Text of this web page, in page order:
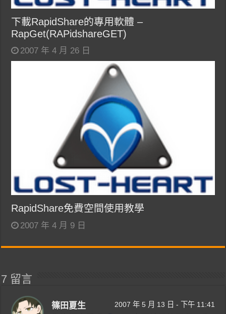
下載RapidShare的專用軟體 –
RapGet(RAPidshareGET)
2007 年 4 月 26 日
RapidShare免費空間使用教學
2007 年 4 月 9 日
7 留言
篠田夏生 2007 年 5 月 13 日 - 下午 11:41